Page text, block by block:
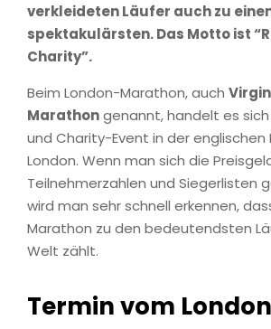
verkleideten Läufer auch zu
spektakulärsten. Das Motto ist
Charity”.
Beim London-Marathon, auch
Marathongenannt, handelt es
und Charity-Event in der
London. Wenn man sich die
Teilnehmerzahlen und Siegerlisten
wird man sehr schnell erkennen,
Marathon zu den bedeutendsten
Welt zählt.
Termin vom